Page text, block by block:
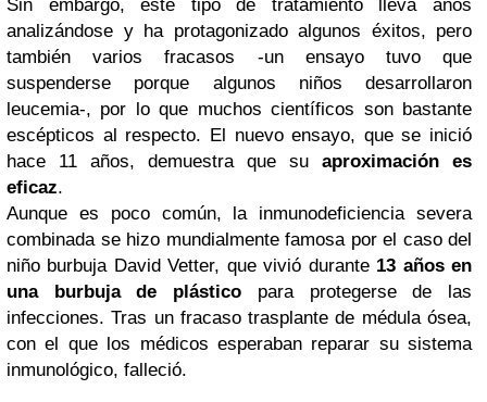
Sin embargo, este tipo de tratamiento lleva años
analizándose y ha protagonizado algunos éxitos, pero
también varios fracasos -un ensayo tuvo que
suspenderse porque algunos niños desarrollaron
leucemia-, por lo que muchos científicos son bastante
escépticos al respecto. El nuevo ensayo, que se inició
hace 11 años, demuestra que su aproximación es
eficaz.
Aunque es poco común, la inmunodeficiencia severa
combinada se hizo mundialmente famosa por el caso del
niño burbuja David Vetter, que vivió durante 13 años en
una burbuja de plástico para protegerse de las
infecciones. Tras un fracaso trasplante de médula ósea,
con el que los médicos esperaban reparar su sistema
inmunológico, falleció.